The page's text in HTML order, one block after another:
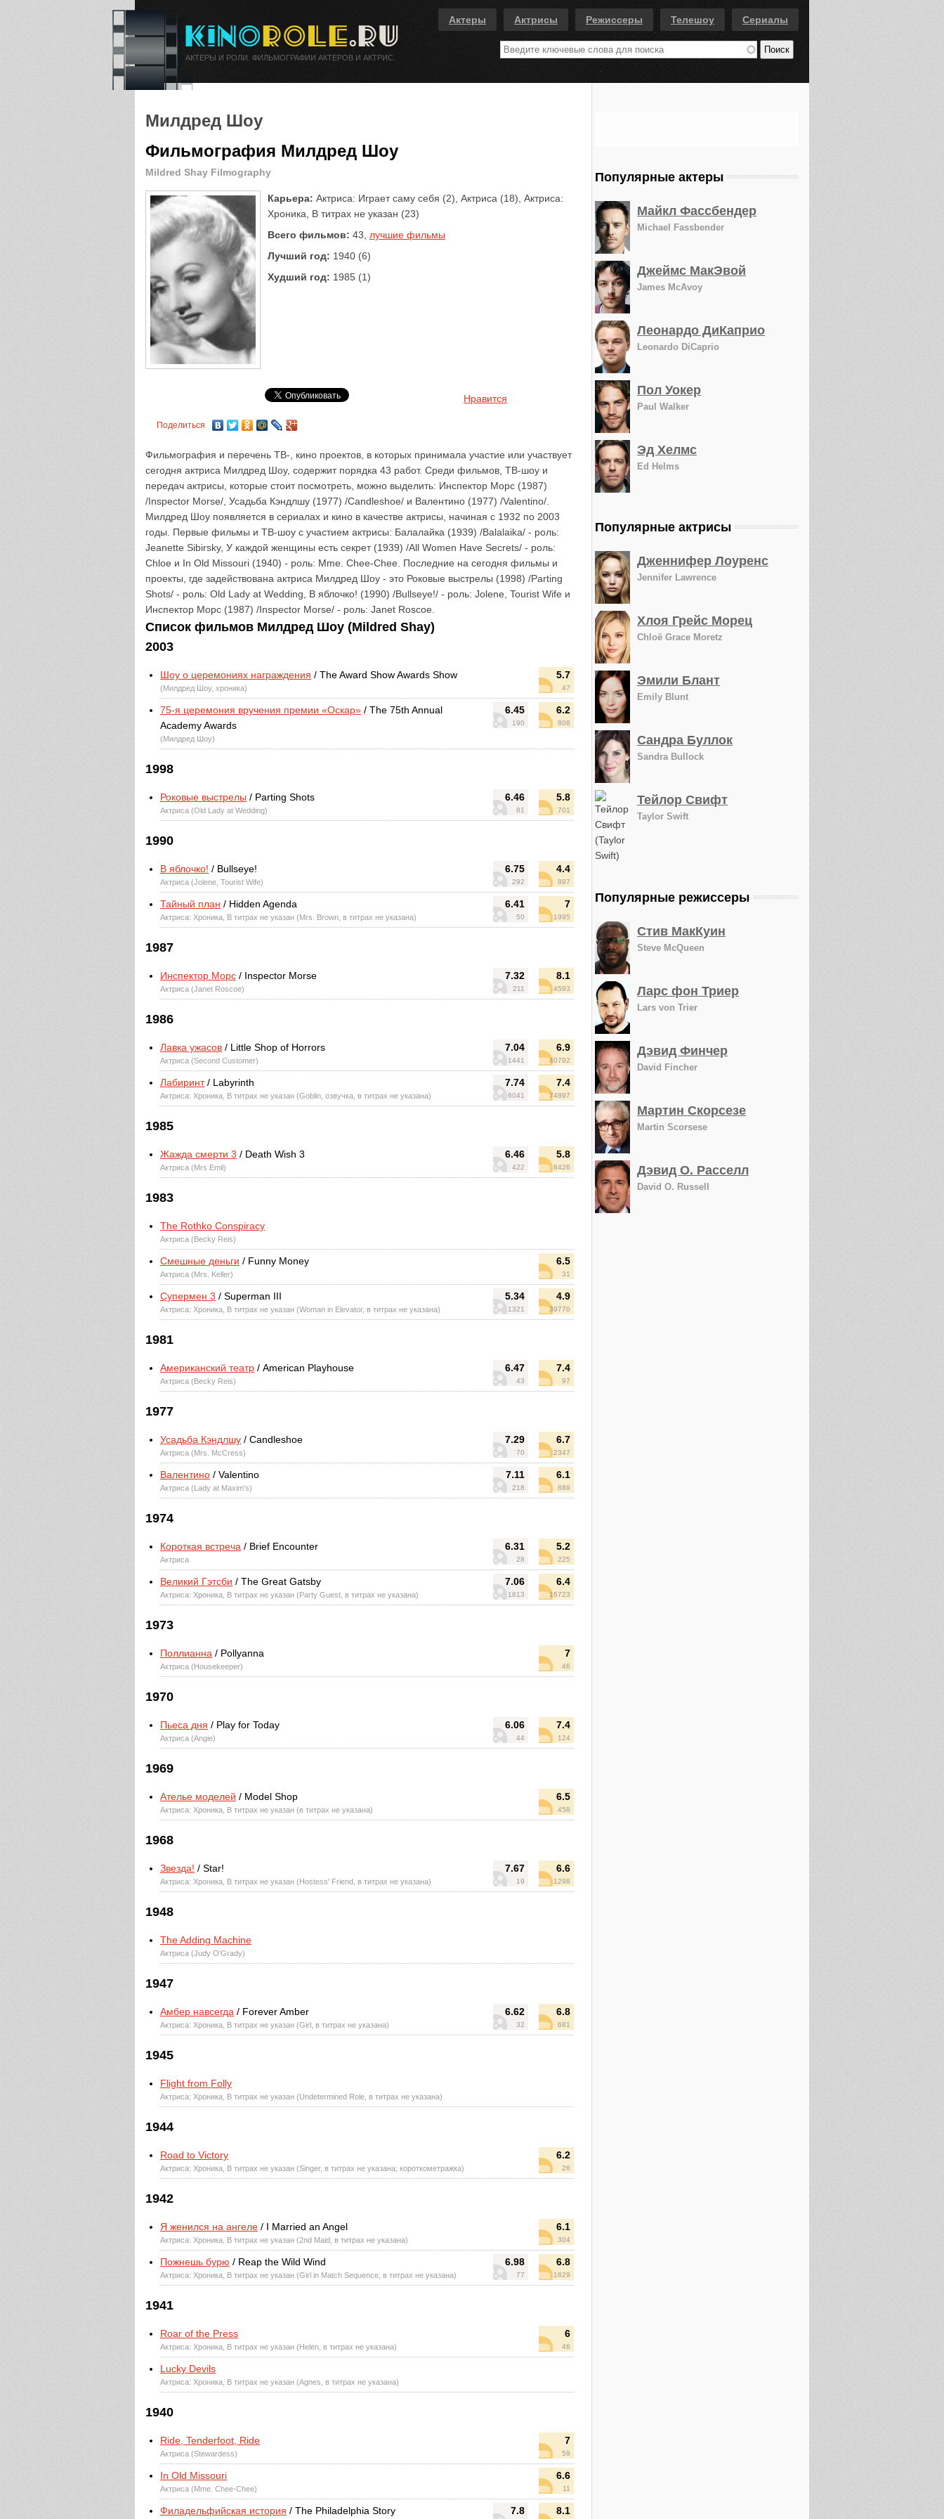
Актеры Актрисы Режиссеры Телешоу Сериалы
Милдред Шоу
Фильмография Милдред Шоу
Mildred Shay Filmography
Карьера: Актриса: Играет саму себя (2), Актриса (18), Актриса:
Хроника, В титрах не указан (23)
Всего фильмов: 43, лучшие фильмы
Лучший год: 1940 (6)
Худший год: 1985 (1)
Нравится
Поделиться
Фильмография и перечень ТВ-, кино проектов, в которых принимала участие или участвует
сегодня актриса Милдред Шоу, содержит порядка 43 работ. Среди фильмов, ТВ-шоу и
передач актрисы, которые стоит посмотреть, можно выделить: Инспектор Морс (1987)
/Inspector Morse/, Усадьба Кэндлшу (1977) /Candleshoe/ и Валентино (1977) /Valentino/.
Милдред Шоу появляется в сериалах и кино в качестве актрисы, начиная с 1932 по 2003
годы. Первые фильмы и ТВ-шоу с участием актрисы: Балалайка (1939) /Balalaika/ - роль:
Jeanette Sibirsky, У каждой женщины есть секрет (1939) /All Women Have Secrets/ - роль:
Chloe и In Old Missouri (1940) - роль: Mme. Chee-Chee. Последние на сегодня фильмы и
проекты, где задействована актриса Милдред Шоу - это Роковые выстрелы (1998) /Parting
Shots/ - роль: Old Lady at Wedding, В яблочко! (1990) /Bullseye!/ - роль: Jolene, Tourist Wife и
Инспектор Морс (1987) /Inspector Morse/ - роль: Janet Roscoe.
Список фильмов Милдред Шоу (Mildred Shay)
2003
5.7
47
Шоу о церемониях награждения / The Award Show Awards Show
(Милдред Шоу, хроника)
6.45
190
6.2
808
75-я церемония вручения премии «Оскар» / The 75th Annual
Academy Awards
(Милдред Шоу)
1998
6.46
81
5.8
701
Роковые выстрелы / Parting Shots
Актриса (Old Lady at Wedding)
1990
6.75
292
4.4
897
В яблочко! / Bullseye!
Актриса (Jolene, Tourist Wife)
6.41
50
7
1995
Тайный план / Hidden Agenda
Актриса: Хроника, В титрах не указан (Mrs. Brown, в титрах не указана)
1987
7.32
211
8.1
4593
Инспектор Морс / Inspector Morse
Актриса (Janet Roscoe)
1986
7.04
1441
6.9
40792
Лавка ужасов / Little Shop of Horrors
Актриса (Second Customer)
7.74
6041
7.4
74897
Лабиринт/ Labyrinth
Актриса: Хроника, В титрах не указан (Goblin, озвучка, в титрах не указана)
1985
6.46
422
5.8
8426
Жажда смерти 3 / Death Wish 3
Актриса (Mrs Emil)
1983
The Rothko Conspiracy
Актриса (Becky Reis)
6.5
31
Смешные деньги / Funny Money
Актриса (Mrs. Keller)
5.34
1321
4.9
39770
Супермен 3 / Superman III
Актриса: Хроника, В титрах не указан (Woman in Elevator, в титрах не указана)
1981
6.47
43
7.4
97
Американский театр / American Playhouse
Актриса (Becky Reis)
1977
7.29
70
6.7
2347
Усадьба Кэндлшу / Candleshoe
Актриса (Mrs. McCress)
7.11
218
6.1
889
Валентино / Valentino
Актриса (Lady at Maxim's)
1974
6.31
28
5.2
225
Короткая встреча / Brief Encounter
Актриса
7.06
1813
6.4
16723
Великий Гэтсби / The Great Gatsby
Актриса: Хроника, В титрах не указан (Party Guest, в титрах не указана)
1973
7
46
Поллианна / Pollyanna
Актриса (Housekeeper)
1970
6.06
44
7.4
124
Пьеса дня / Play for Today
Актриса (Angie)
1969
6.5
458
Ателье моделей / Model Shop
Актриса: Хроника, В титрах не указан (в титрах не указана)
1968
7.67
19
6.6
1298
Звезда! / Star!
Актриса: Хроника, В титрах не указан (Hostess' Friend, в титрах не указана)
1948
The Adding Machine
Актриса (Judy O'Grady)
1947
6.62
32
6.8
681
Амбер навсегда / Forever Amber
Актриса: Хроника, В титрах не указан (Girl, в титрах не указана)
1945
Flight from Folly
Актриса: Хроника, В титрах не указан (Undetermined Role, в титрах не указана)
1944
6.2
26
Road to Victory
Актриса: Хроника, В титрах не указан (Singer, в титрах не указана; короткометражка)
1942
6.1
304
Я женился на ангеле / I Married an Angel
Актриса: Хроника, В титрах не указан (2nd Maid, в титрах не указана)
6.98
77
6.8
1829
Пожнешь бурю / Reap the Wild Wind
Актриса: Хроника, В титрах не указан (Girl in Match Sequence, в титрах не указана)
1941
6
46
Roar of the Press
Актриса: Хроника, В титрах не указан (Helen, в титрах не указана)
Lucky Devils
Актриса: Хроника, В титрах не указан (Agnes, в титрах не указана)
1940
7
59
Ride, Tenderfoot, Ride
Актриса (Stewardess)
6.6
11
In Old Missouri
Актриса (Mme. Chee-Chee)
7.8 8.1
Филадельфийская история / The Philadelphia Story
Популярные актеры
Майкл Фассбендер
Michael Fassbender
Джеймс МакЭвой
James McAvoy
Леонардо ДиКаприо
Leonardo DiCaprio
Пол Уокер
Paul Walker
Эд Хелмс
Ed Helms
Популярные актрисы
Дженнифер Лоуренс
Jennifer Lawrence
Хлоя Грейс Морец
Chloë Grace Moretz
Эмили Блант
Emily Blunt
Сандра Буллок
Sandra Bullock
Тейлор Свифт
Taylor Swift
Популярные режиссеры
Стив МакКуин
Steve McQueen
Ларс фон Триер
Lars von Trier
Дэвид Финчер
David Fincher
Мартин Скорсезе
Martin Scorsese
Дэвид О. Расселл
David O. Russell
АКТЕРЫ И РОЛИ. ФИЛЬМОГРАФИИ АКТЕРОВ И АКТРИС.